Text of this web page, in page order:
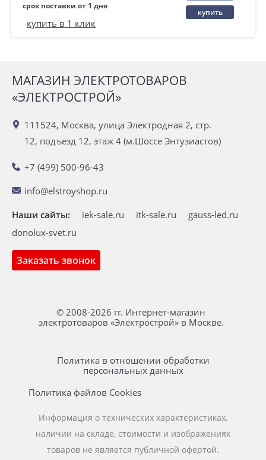
срок поставки от 1 дня
купить
купить в 1 клик
МАГАЗИН ЭЛЕКТРОТОВАРОВ
«ЭЛЕКТРОСТРОЙ»
111524, Москва, улица Электродная 2, стр.
12, подъезд 12, этаж 4 (м.Шоссе Энтузиастов)
+7 (499) 500-96-43
info@elstroyshop.ru
Заказать звонок
Наши сайты: iek-sale.ru itk-sale.ru
gauss-led.ru
donolux-svet.ru
© 2008-2026 гг. Интернет-магазин
электротоваров «Электрострой» в Москве.
Политика в отношении обработки
персональных данных
Политика файлов Cookies
Информация о технических характеристиках,
наличии на складе, стоимости и изображениях
товаров не является публичной офертой.